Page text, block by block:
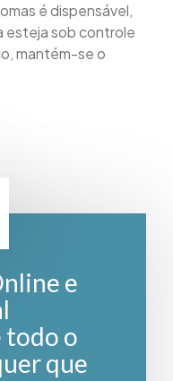
é dispensável,
esteja sob controle
mantém-se o
e
todo o
que